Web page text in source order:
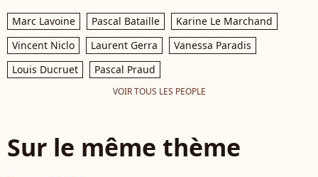
Marc Lavoine Pascal Bataille
Karine Le Marchand
Vincent Niclo
Laurent Gerra
Vanessa Paradis
Louis Ducruet
Pascal Praud
VOIR TOUS LES PEOPLE
Sur le même thème